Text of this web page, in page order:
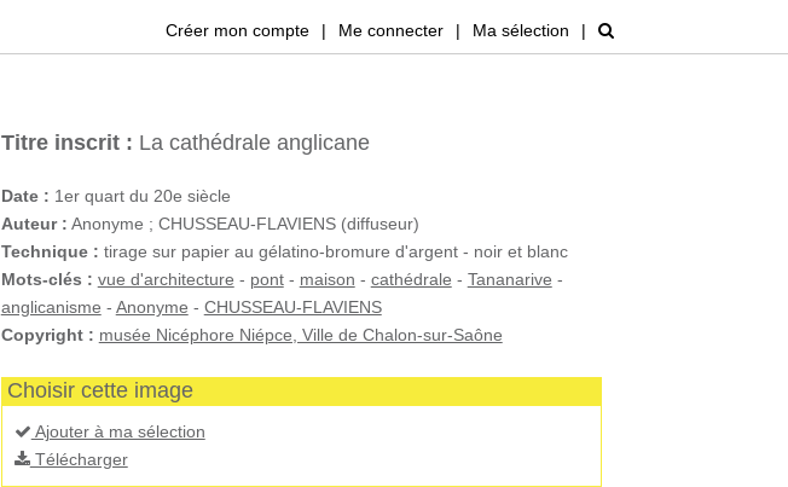
Créer mon compte | Me connecter | Ma sélection |
Titre inscrit : La cathédrale anglicane
Date : 1er quart du 20e siècle
Auteur : Anonyme ; CHUSSEAU-FLAVIENS (diffuseur)
Technique : tirage sur papier au gélatino-bromure d'argent - noir et blanc
Mots-clés : vue d'architecture - pont- maison - cathédrale - Tananarive -
anglicanisme - Anonyme - CHUSSEAU-FLAVIENS
Copyright : musée Nicéphore Niépce, Ville de Chalon-sur-Saône
Choisir cette image
Ajouter à ma sélection
Télécharger